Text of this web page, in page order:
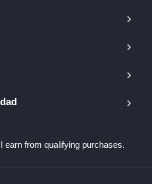
earn from qualifying purchases.